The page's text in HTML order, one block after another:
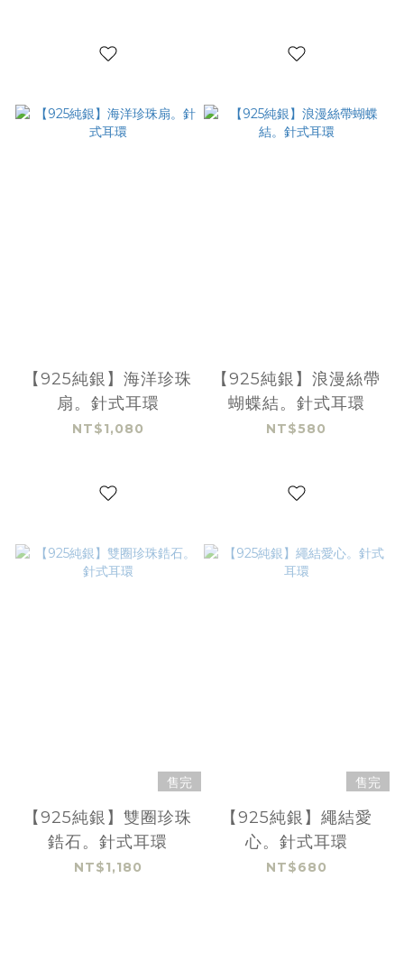
【925純銀】海洋珍珠
扇。針式耳環
NT$1,080
【925純銀】浪漫絲帶
蝴蝶結。針式耳環
NT$580
售完
【925純銀】雙圈珍珠
鋯石。針式耳環
NT$1,180
售完
【925純銀】繩結愛
心。針式耳環
NT$680